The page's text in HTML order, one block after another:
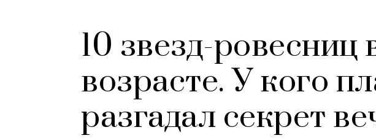
10 звезд-ровесниц
возрасте. У кого
разгадал секрет